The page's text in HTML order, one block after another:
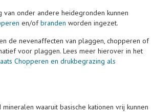
van onder andere heidegronden kunnen
en/ofbranden worden ingezet.
de nevenaffecten van plaggen, chopperen of
voor plaggen. Lees meer hierover in het
Chopperen en drukbegrazing als
waaruit basische kationen vrij kunnen